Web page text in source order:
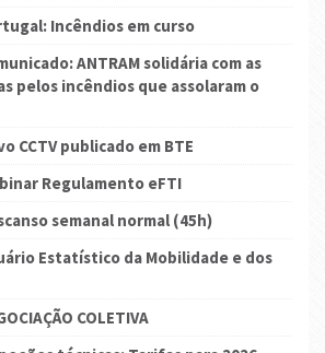
Incêndios em curso
ANTRAM solidária com as
pelos incêndios que assolaram o
CCTV publicado em BTE
Regulamento eFTI
semanal normal (45h)
Estatístico da Mobilidade e dos
COLETIVA